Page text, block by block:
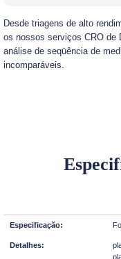
Desde triagens de alto
os nossos serviços CRO de
análise de seqüência de
incomparáveis.